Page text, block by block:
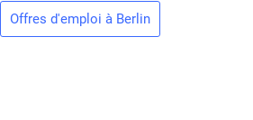
Offres d'emploi à Berlin